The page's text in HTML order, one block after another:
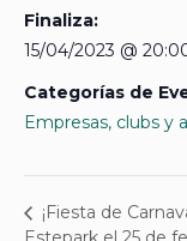
Finaliza:
15/04/2023 @
Categorías de
Empresas, clubs y
¡Fiesta de